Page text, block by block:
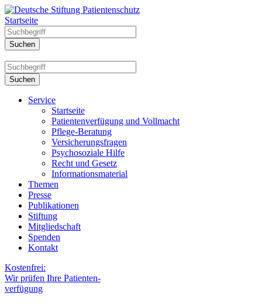
Startseite
Service
Startseite
Patientenverfügung und Vollmacht
Pflege-Beratung
Versicherungsfragen
Psychosoziale Hilfe
Recht und Gesetz
Informationsmaterial
Themen
Presse
Publikationen
Stiftung
Mitgliedschaft
Spenden
Kontakt
Kostenfrei:
Wir prüfen Ihre Patienten-
verfügung